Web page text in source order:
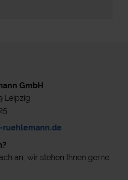
GmbH
Leipzig
ruehlemann.de
an, wir stehen Ihnen gerne